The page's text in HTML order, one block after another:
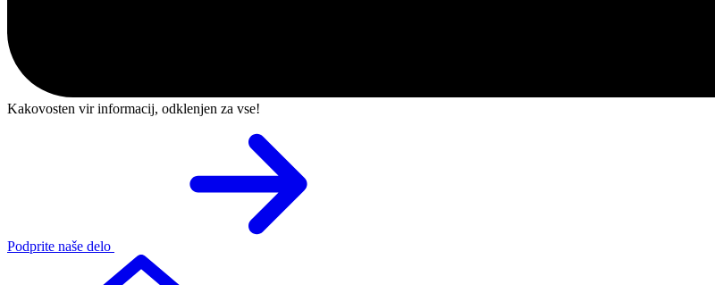
Kakovosten vir informacij, odklenjen za vse!
Podprite naše delo